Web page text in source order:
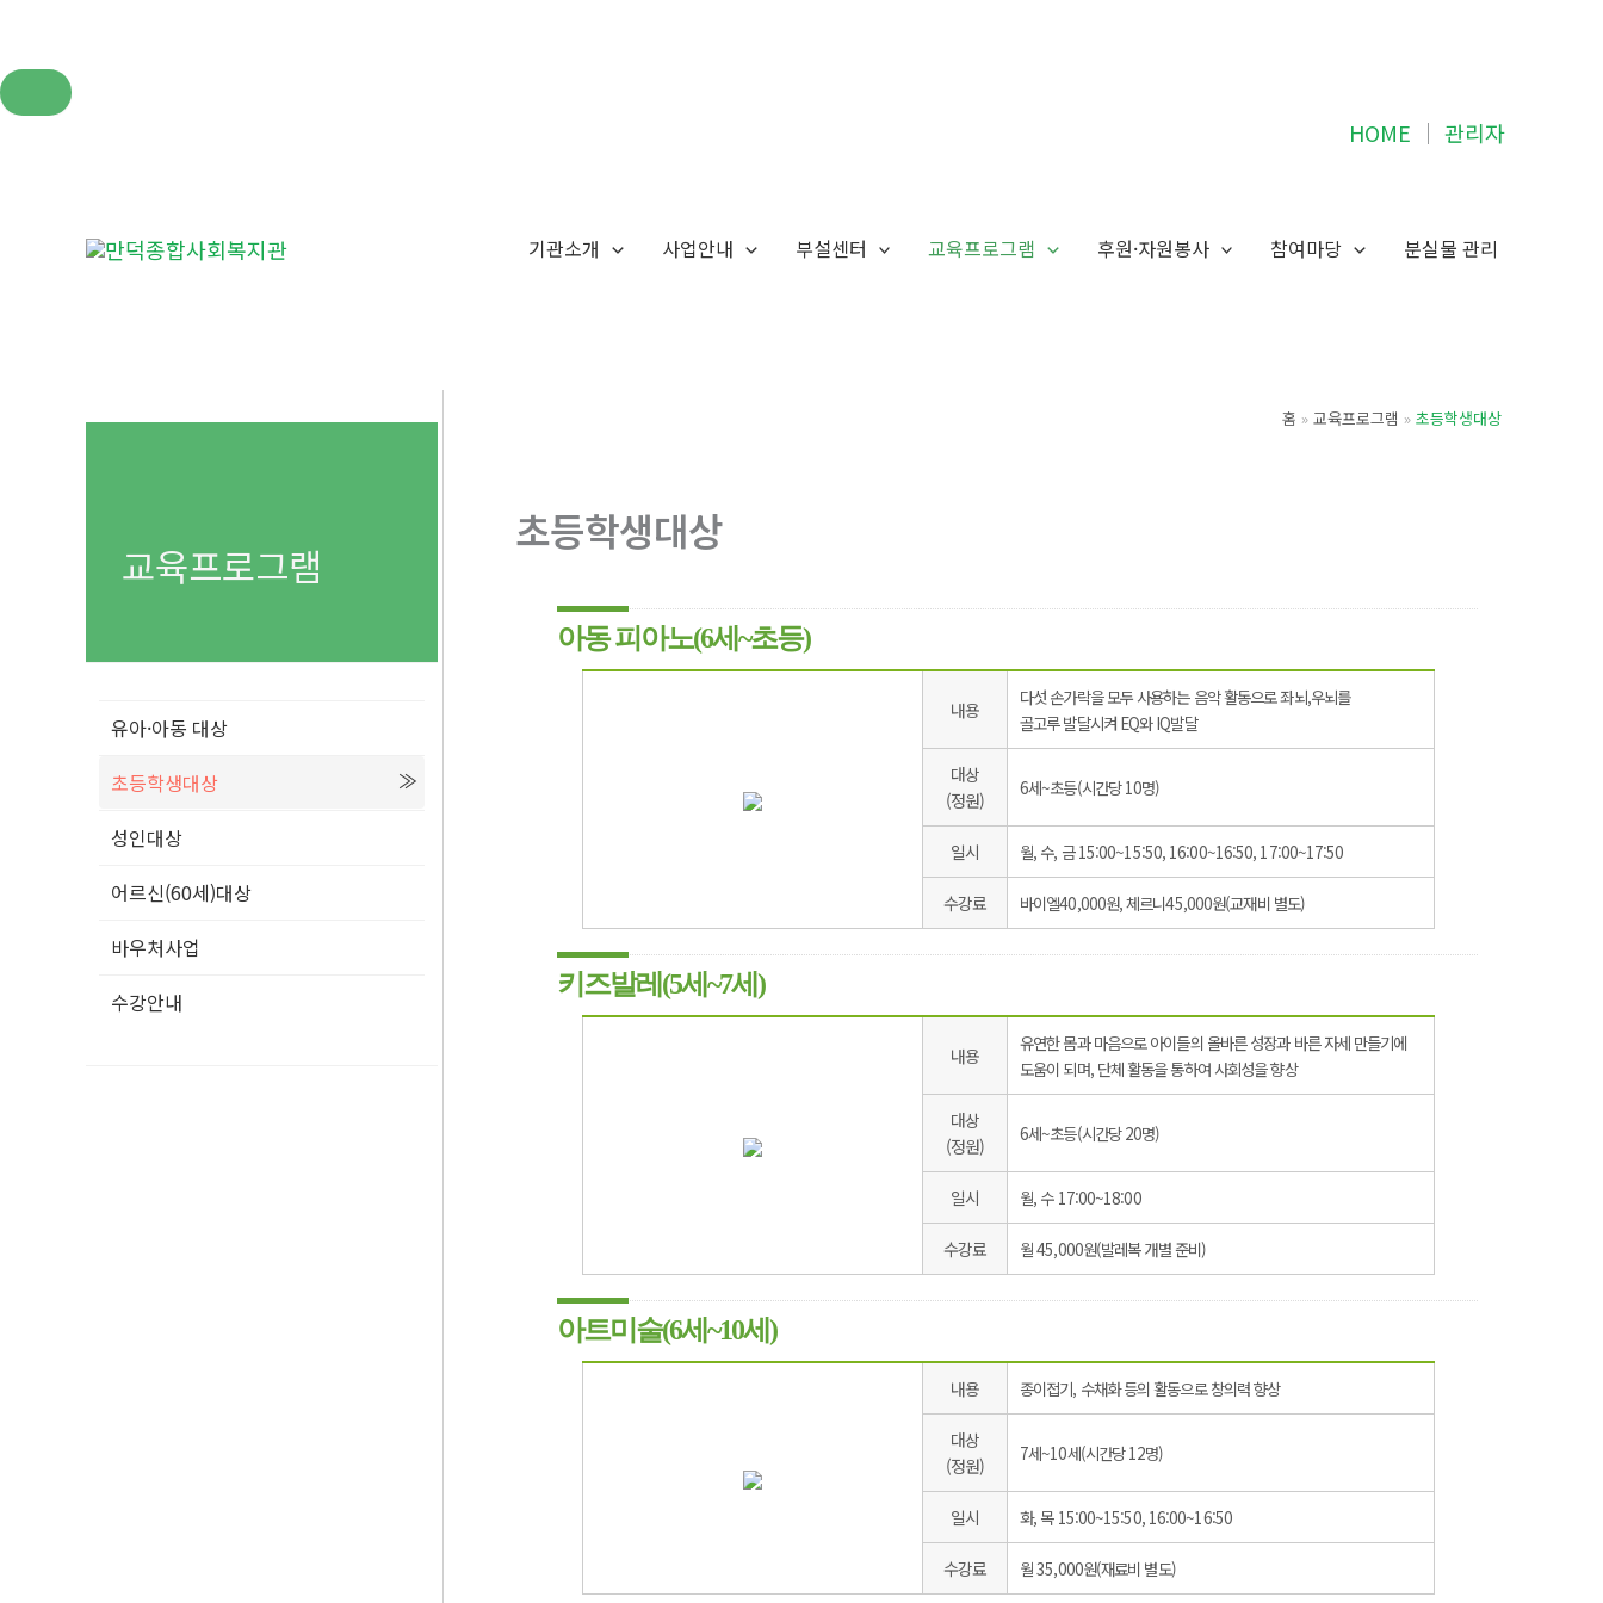
HOME │ 관리자
기관소개 사업안내 부설센터 교육프로그램 후원·자원봉사 참여마당 분실물 관리
교육프로그램
유아·아동 대상
초등학생대상
성인대상
어르신(60세)대상
바우처사업
수강안내
홈 교육프로그램 초등학생대상
초등학생대상
아동 피아노(6세~초등)
내용
다섯 손가락을 모두 사용하는 음악 활동으로 좌뇌,우뇌를
골고루 발달시켜 EQ와 IQ발달
대상
(정원)
6세~초등(시간당 10명)
일시 월, 수, 금 15:00~15:50, 16:00~16:50, 17:00~17:50
수강료 바이엘40,000원, 체르니45,000원(교재비 별도)
키즈발레(5세~7세)
내용
유연한 몸과 마음으로 아이들의 올바른 성장과 바른 자세 만들기에
도움이 되며, 단체 활동을 통하여 사회성을 향상
대상
(정원)
6세~초등(시간당 20명)
일시 월, 수 17:00~18:00
수강료 월 45,000원(발레복 개별 준비)
아트미술(6세~10세)
내용 종이접기, 수채화 등의 활동으로 창의력 향상
대상
(정원)
7세~10세(시간당 12명)
일시 화, 목 15:00~15:50, 16:00~16:50
수강료 월 35,000원(재료비 별도)